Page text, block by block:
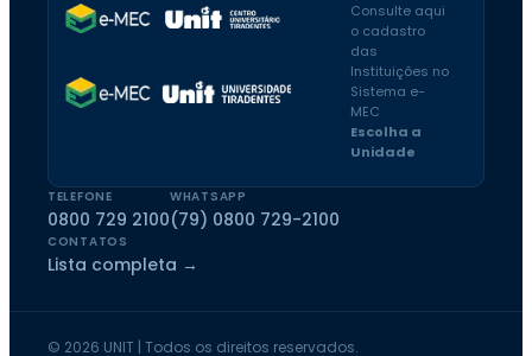
Consulte aqui
o cadastro
das
Instituições no
Sistema e-
MEC
Escolha a
Unidade
TELEFONE
0800 729 2100
WHATSAPP
(79) 0800 729-2100
CONTATOS
Lista completa →
© 2026 UNIT | Todos os direitos reservados.